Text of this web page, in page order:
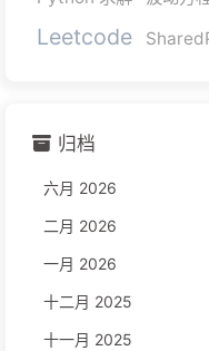
Leetcode
归档
六月 2026
二月 2026
一月 2026
十二月 2025
十一月 2025